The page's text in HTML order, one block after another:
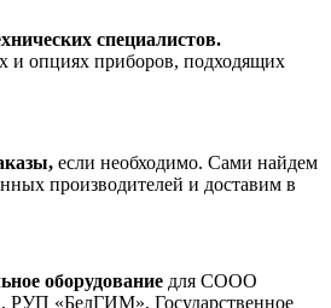
специалистов.
и опциях приборов, подходящих
если необходимо. Сами найдем
производителей и доставим в
оборудование для СООО
«БелГИМ», Государственное